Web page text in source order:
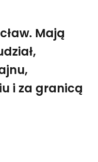
Mają
i za granicą